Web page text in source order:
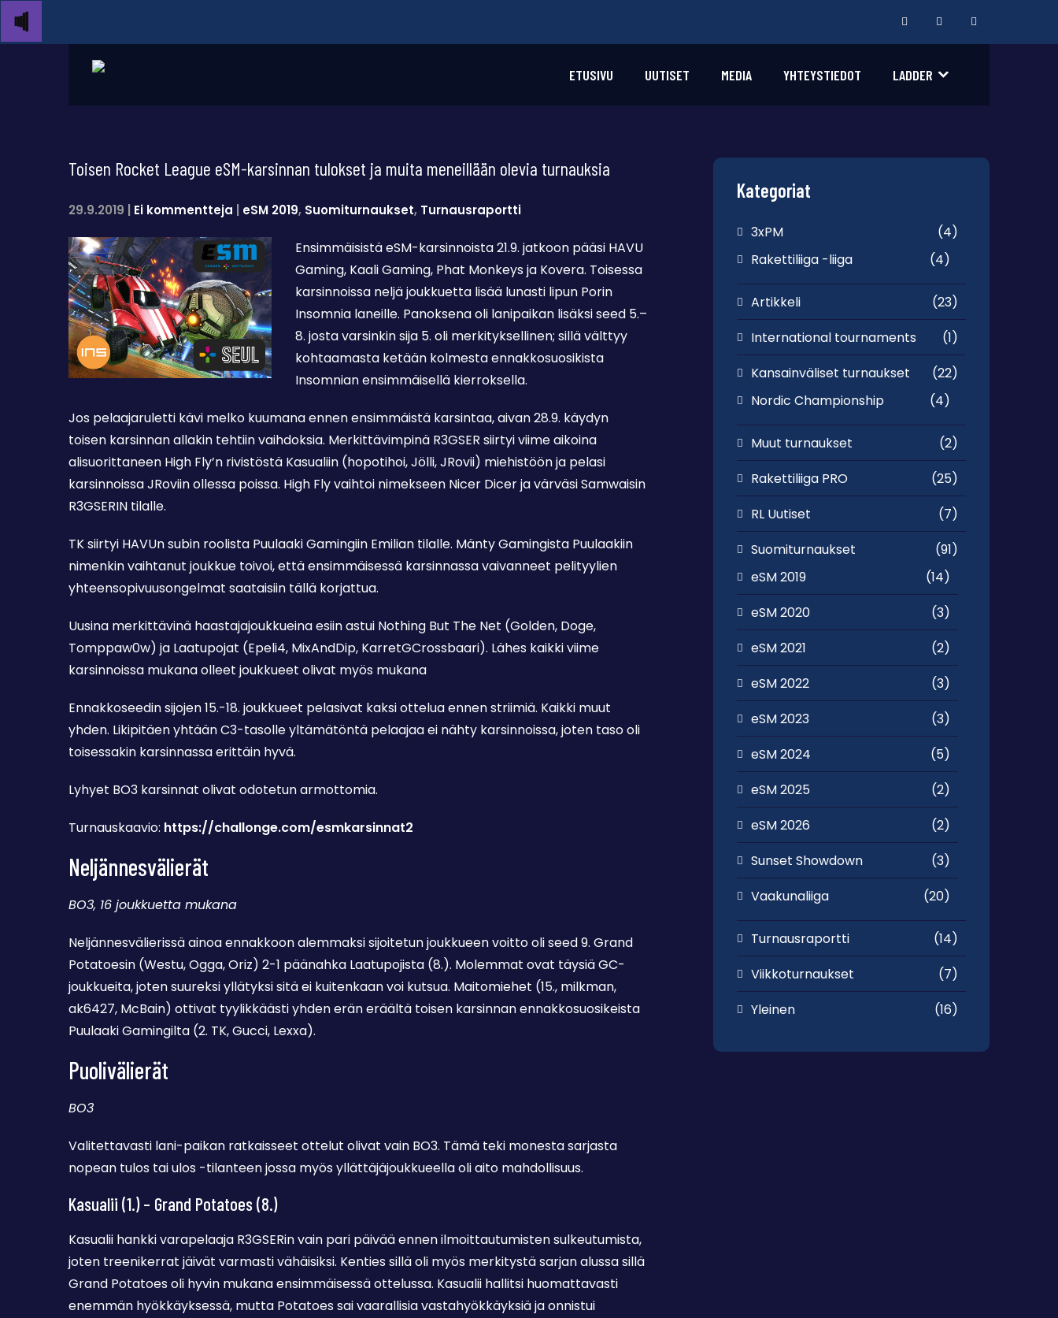
ETUSIVU UUTISET MEDIA YHTEYSTIEDOT LADDER
Toisen Rocket League eSM-karsinnan tulokset ja muita meneillään olevia turnauksia
29.9.2019 Ei kommentteja eSM 2019, Suomiturnaukset, Turnausraportti
Ensimmäisistä eSM-karsinnoista 21.9. jatkoon pääsi HAVU
Gaming, Kaali Gaming, Phat Monkeys ja Kovera. Toisessa
karsinnoissa neljä joukkuetta lisää lunasti lipun Porin
Insomnia laneille. Panoksena oli lanipaikan lisäksi seed 5.–
8. josta varsinkin sija 5. oli merkityksellinen; sillä välttyy
kohtaamasta ketään kolmesta ennakkosuosikista
Insomnian ensimmäisellä kierroksella.
Jos pelaajaruletti kävi melko kuumana ennen ensimmäistä karsintaa, aivan 28.9. käydyn
toisen karsinnan allakin tehtiin vaihdoksia. Merkittävimpinä R3GSER siirtyi viime aikoina
alisuorittaneen High Fly’n rivistöstä Kasualiin (hopotihoi, Jölli, JRovii) miehistöön ja pelasi
karsinnoissa JRoviin ollessa poissa. High Fly vaihtoi nimekseen Nicer Dicer ja värväsi Samwaisin
R3GSERIN tilalle.
TK siirtyi HAVUn subin roolista Puulaaki Gamingiin Emilian tilalle. Mänty Gamingista Puulaakiin
nimenkin vaihtanut joukkue toivoi, että ensimmäisessä karsinnassa vaivanneet pelityylien
yhteensopivuusongelmat saataisiin tällä korjattua.
Uusina merkittävinä haastajajoukkueina esiin astui Nothing But The Net (Golden, Doge,
Tomppaw0w) ja Laatupojat (Epeli4, MixAndDip, KarretGCrossbaari). Lähes kaikki viime
karsinnoissa mukana olleet joukkueet olivat myös mukana
Ennakkoseedin sijojen 15.-18. joukkueet pelasivat kaksi ottelua ennen striimiä. Kaikki muut
yhden. Likipitäen yhtään C3-tasolle yltämätöntä pelaajaa ei nähty karsinnoissa, joten taso oli
toisessakin karsinnassa erittäin hyvä.
Lyhyet BO3 karsinnat olivat odotetun armottomia.
Turnauskaavio: https://challonge.com/esmkarsinnat2
Neljännesvälierät
BO3, 16 joukkuetta mukana
Neljännesvälierissä ainoa ennakkoon alemmaksi sijoitetun joukkueen voitto oli seed 9. Grand
Potatoesin (Westu, Ogga, Oriz) 2-1 päänahka Laatupojista (8.). Molemmat ovat täysiä GC-
joukkueita, joten suureksi yllätyksi sitä ei kuitenkaan voi kutsua. Maitomiehet (15., milkman,
ak6427, McBain) ottivat tyylikkäästi yhden erän eräältä toisen karsinnan ennakkosuosikeista
Puulaaki Gamingilta (2. TK, Gucci, Lexxa).
Puolivälierät
BO3
Valitettavasti lani-paikan ratkaisseet ottelut olivat vain BO3. Tämä teki monesta sarjasta
nopean tulos tai ulos -tilanteen jossa myös yllättäjäjoukkueella oli aito mahdollisuus.
Kasualii (1.) – Grand Potatoes (8.)
Kasualii hankki varapelaaja R3GSERin vain pari päivää ennen ilmoittautumisten sulkeutumista,
joten treenikerrat jäivät varmasti vähäisiksi. Kenties sillä oli myös merkitystä sarjan alussa sillä
Grand Potatoes oli hyvin mukana ensimmäisessä ottelussa. Kasualii hallitsi huomattavasti
enemmän hyökkäyksessä, mutta Potatoes sai vaarallisia vastahyökkäyksiä ja onnistui
Kategoriat
3xPM
(4)
Rakettiliiga -liiga
(4)
Artikkeli
(23)
International tournaments
(1)
Kansainväliset turnaukset
(22)
Nordic Championship
(4)
Muut turnaukset
(2)
Rakettiliiga PRO
(25)
RL Uutiset
(7)
Suomiturnaukset
(91)
eSM 2019
(14)
eSM 2020
(3)
eSM 2021
(2)
eSM 2022
(3)
eSM 2023
(3)
eSM 2024
(5)
eSM 2025
(2)
eSM 2026
(2)
Sunset Showdown
(3)
Vaakunaliiga
(20)
Turnausraportti
(14)
Viikkoturnaukset
(7)
Yleinen
(16)